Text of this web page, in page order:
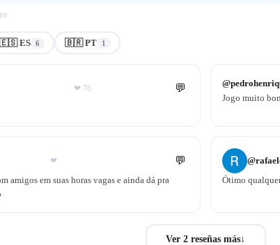
🇪🇸 ES 6 🇧🇷 PT 1
❤ 76 💬 @
Jogo muito
❤ 💬
amigos em suas horas vagas e ainda dá pra
@
Ótimo
Ver 2 reseñas más↓